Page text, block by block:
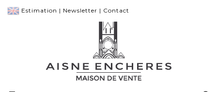
Estimation | Newsletter | Contact